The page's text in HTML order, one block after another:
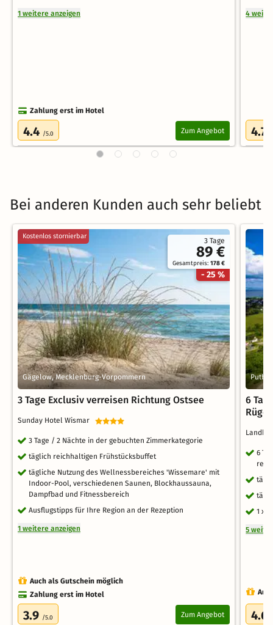
1 weitere anzeigen
Zahlung erst im Hotel
4.4 /5.0 Zum Angebot
4
4.7
Bei anderen Kunden auch sehr beliebt
3 Tage
89 €
Gesamtpreis:178 €
- 25 %
Kostenlos stornierbar
Gägelow, Mecklenburg-Vorpommern
3 Tage Exclusiv verreisen Richtung Ostsee
Sunday Hotel Wismar
3 Tage / 2 Nächte in der gebuchten Zimmerkategorie
täglich reichhaltigen Frühstücksbuffet
tägliche Nutzung des Wellnessbereiches 'Wissemare' mit
Indoor-Pool, verschiedenen Saunen, Blockhaussauna,
Dampfbad und Fitnessbereich
Ausflugstipps für Ihre Region an der Rezeption
1 weitere anzeigen
Auch als Gutschein möglich
Zahlung erst im Hotel
3.9 /5.0 Zum Angebot
6
6
1 x
5
4.6